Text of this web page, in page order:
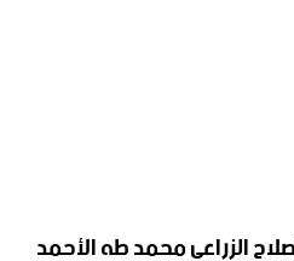
الزراعي محمد طه الأحمد